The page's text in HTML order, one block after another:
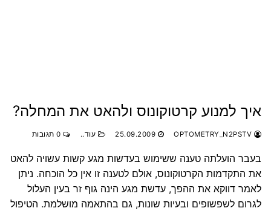
איך למנוע קרטוקונוס ולהאט את המחלה?
25.09.2009 עוד..
בעבר הועלתה טענה ששימוש בעדשות מגע קשות עשויה להאט
את התקדמות הקרטוקונוס, אולם לטענה זו אין כל הוכחה. ניתן
לאמר דווקא את ההפך, עדשת מגע הינה גוף זר בעין העלול
לגרום לשפשופים ובעיות שונות, גם בהתאמה מושלמת. הטיפול